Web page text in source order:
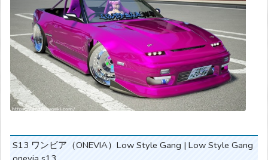
S13 ワンビア（ONEVIA）Low Style Gang | Low Style Gang